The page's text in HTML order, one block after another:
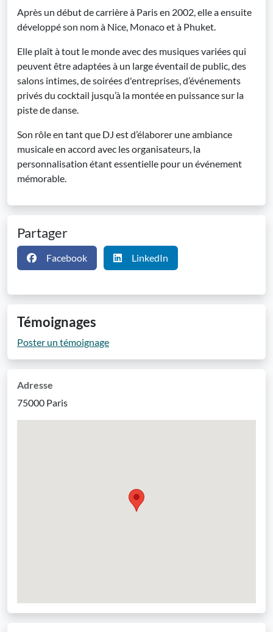
Après un début de carrière à Paris en 2002, elle a ensuite
développé son nom à Nice, Monaco et à Phuket.
Elle plaît à tout le monde avec des musiques variées qui
peuvent être adaptées à un large éventail de public, des
salons intimes, de soirées d'entreprises, d’événements
privés du cocktail jusqu’à la montée en puissance sur la
piste de danse.
Son rôle en tant que DJ est d’élaborer une ambiance
musicale en accord avec les organisateurs, la
personnalisation étant essentielle pour un événement
mémorable.
Partager
Facebook LinkedIn
Témoignages
Poster un témoignage
Adresse
75000 Paris